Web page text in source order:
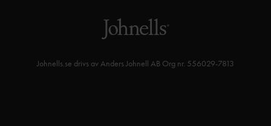
Johnells.se drivs av Anders Johnell AB Org nr. 556029-7813